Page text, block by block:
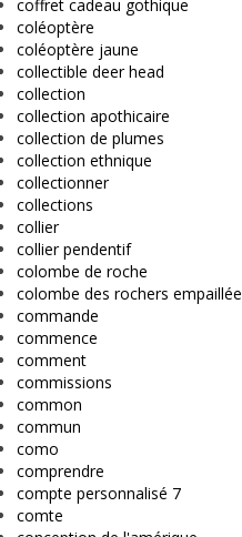
coffret cadeau gothique
coléoptère
coléoptère jaune
collectible deer head
collection
collection apothicaire
collection de plumes
collection ethnique
collectionner
collections
collier
collier pendentif
colombe de roche
colombe des rochers empaillée
commande
commence
comment
commissions
common
commun
como
comprendre
compte personnalisé 7
comte